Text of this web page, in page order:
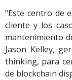
“Este centro de
cliente y los
mantenimiento
Jason Kelley,
thinking, para
de blockchain